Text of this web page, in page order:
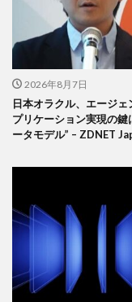
2026年8月7日
日本オラクル、エージェ
プリケーション実現の鍵
ータモデル” – ZDNET